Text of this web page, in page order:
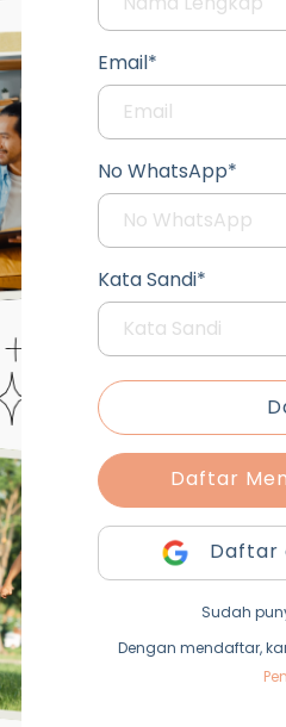
Email*
No WhatsApp*
Kata Sandi*
Daftar
Daftar
Sudah
Dengan mendaftar,